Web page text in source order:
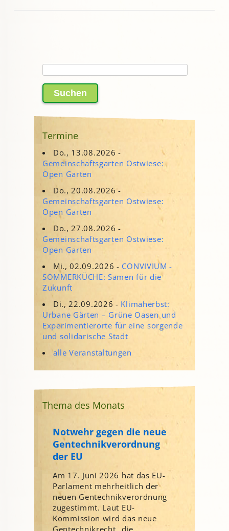
nach:
Termine
Do., 13.08.2026 -
Gemeinschaftsgarten Ostwiese:
Open Garten
Do., 20.08.2026 -
Gemeinschaftsgarten Ostwiese:
Open Garten
Do., 27.08.2026 -
Gemeinschaftsgarten Ostwiese:
Open Garten
Mi., 02.09.2026 - CONVIVIUM -
SOMMERKÜCHE: Samen für die
Zukunft
Di., 22.09.2026 - Klimaherbst:
Urbane Gärten – Grüne Oasen und
Experimentierorte für eine sorgende
und solidarische Stadt
alle Veranstaltungen
Thema des Monats
Notwehr gegen die neue
Gentechnikverordnung
der EU
Am 17. Juni 2026 hat das EU-
Parlament mehrheitlich der
neuen Gentechnikverordnung
zugestimmt. Laut EU-
Kommission wird das neue